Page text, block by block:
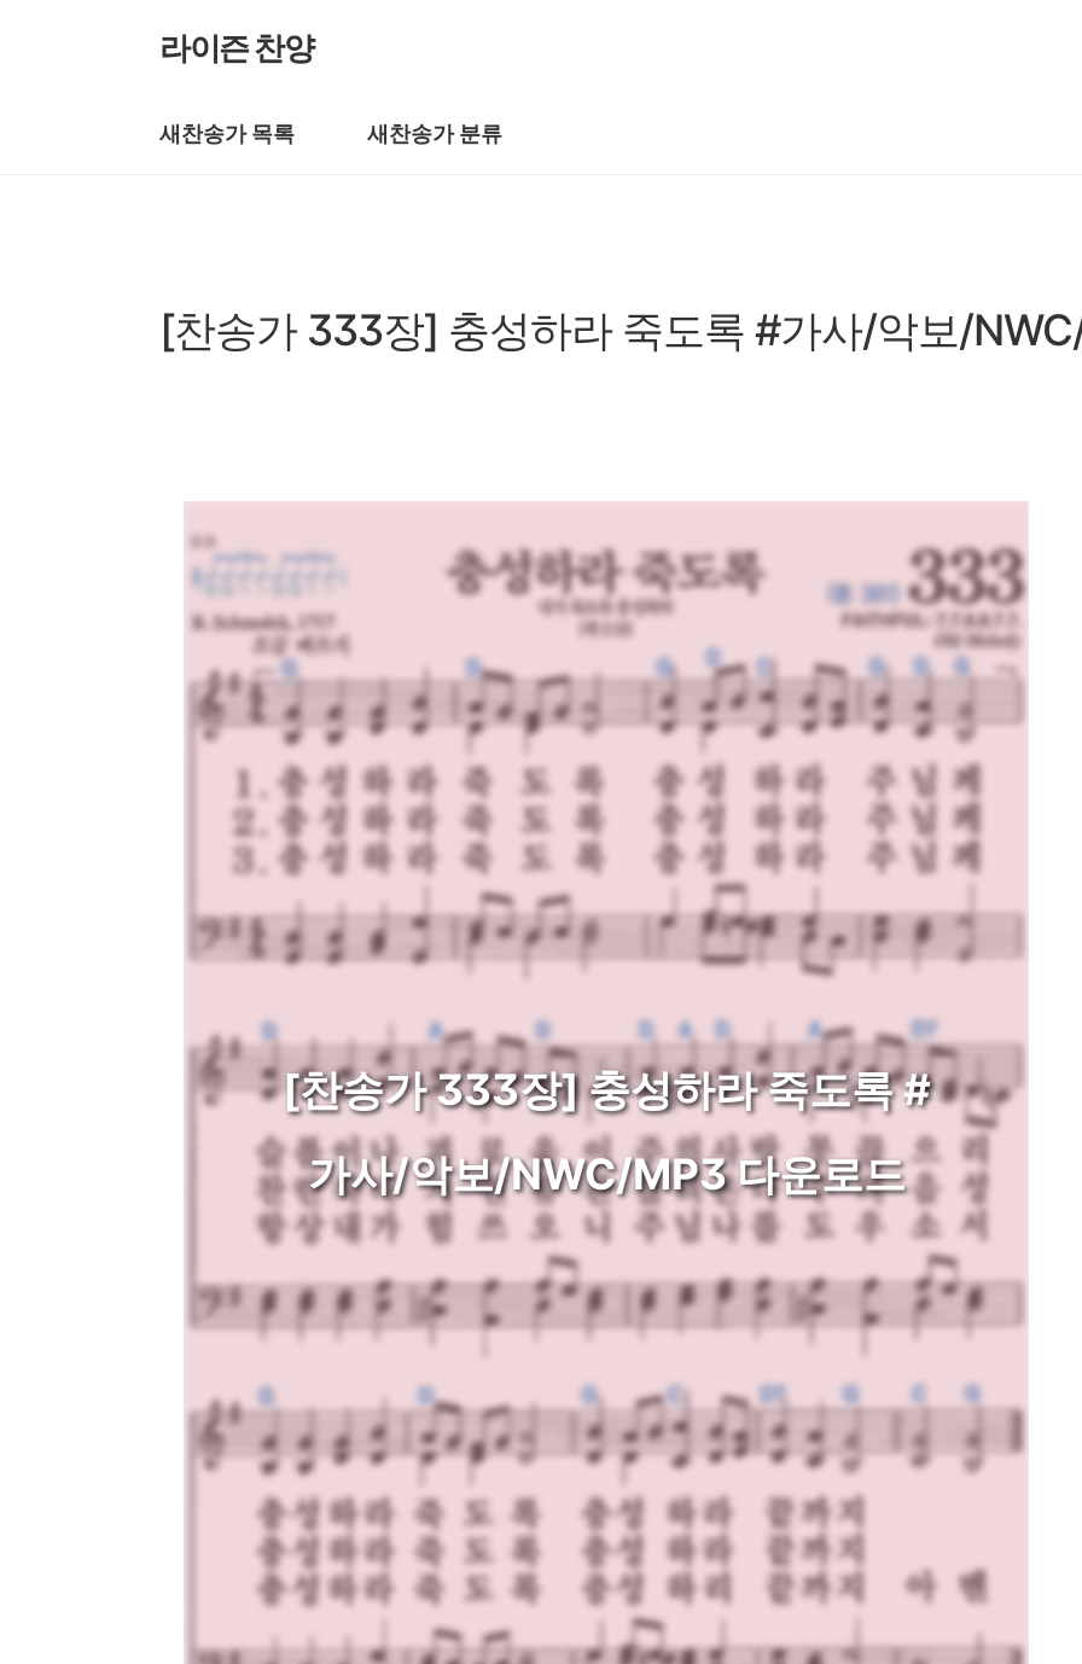
라이즌 찬양
새찬송가 목록 새찬송가 분류
[찬송가 333장] 충성하라 죽도록 #가사/악보/
[찬송가 333장] 충성하라 죽도록 #
가사/악보/NWC/MP3 다운로드